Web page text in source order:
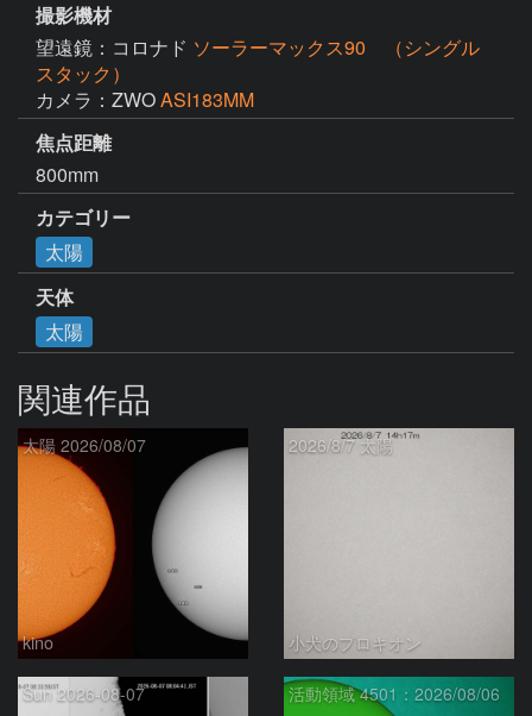
撮影機材
望遠鏡：コロナド ソーラーマックス90 （シングル
スタック）
カメラ：ZWOASI183MM
焦点距離
800mm
カテゴリー
太陽
天体
太陽
関連作品
太陽 2026/08/07
kino
2026/8/7 太陽
小犬のプロキオン
Sun 2026-08-07 活動領域 4501：2026/08/06